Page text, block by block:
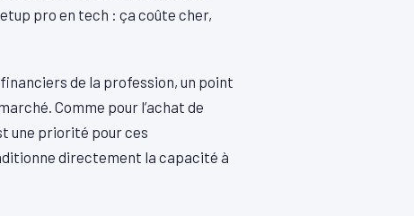
pro en tech : ça coûte cher,
de la profession, un point
Comme pour l’achat de
une priorité pour ces
directement la capacité à